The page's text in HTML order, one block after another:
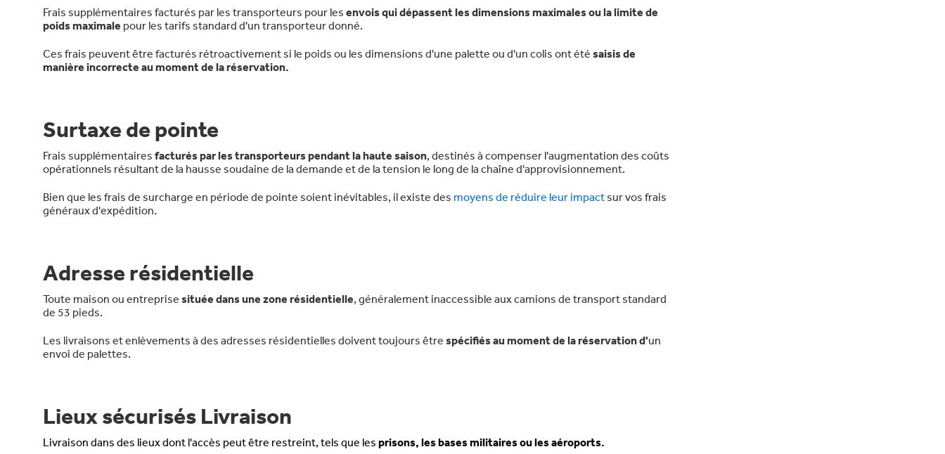
Frais supplémentaires facturés par les transporteurs pour les envois qui dépassent les dimensions maximales ou la limite de
poids maximale pour les tarifs standard d'un transporteur donné.
Ces frais peuvent être facturés rétroactivement si le poids ou les dimensions d'une palette ou d'un colis ont été saisis de
manière incorrecte au moment de la réservation.
Surtaxe de pointe
Frais supplémentaires facturés par les transporteurs pendant la haute saison, destinés à compenser l'augmentation des coûts
opérationnels résultant de la hausse soudaine de la demande et de la tension le long de la chaîne d'approvisionnement.
Bien que les frais de surcharge en période de pointe soient inévitables, il existe des moyens de réduire leur impact sur vos frais
généraux d'expédition.
Adresse résidentielle
Toute maison ou entreprise située dans une zone résidentielle, généralement inaccessible aux camions de transport standard
de 53 pieds.
Les livraisons et enlèvements à des adresses résidentielles doivent toujours être spécifiés au moment de la réservation d'un
envoi de palettes.
Lieux sécurisés Livraison
Livraison dans des lieux dont l'accès peut être restreint, tels que les prisons, les bases militaires ou les aéroports.